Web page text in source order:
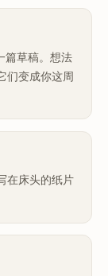
篇草稿。想法
们变成你这周
在床头的纸片